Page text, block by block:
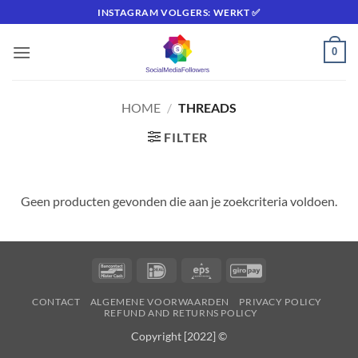
naar
inhoud
INSTAGRAM VOLGERS: WERKT ✅
0
HOME / THREADS
FILTER
Geen producten gevonden die aan je zoekcriteria voldoen.
BancontactIDeal Eps GiroPay
CONTACT ALGEMENE VOORWAARDEN
PRIVACY POLICY
REFUND AND RETURNS POLICY
Copyright [2022] ©